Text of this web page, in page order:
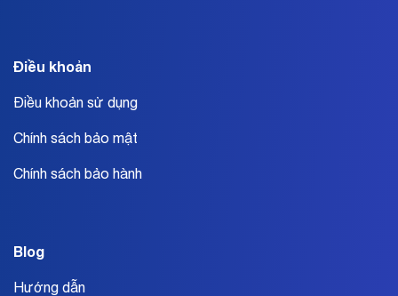
Điều khoản
Điều khoản sử dụng
Chính sách bảo mật
Chính sách bảo hành
Blog
Hướng dẫn